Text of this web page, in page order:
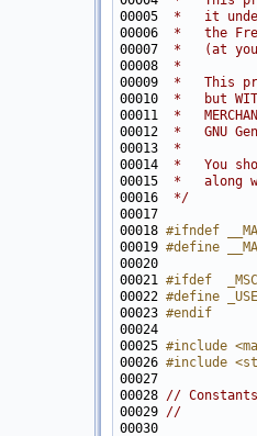
00005
*   it under
00006
*   the
00007
*   (at
00008
*
00009
*   This
00010
*   but
00011
*
00012
*   GNU
00013
*
00014
*   You
00015
*   along
00016
*/
00018 #ifndef
00019 #define
00020
00021 #ifdef
00022 #define
00023 #endif
00024
00025 #include
00026 #include
00028 //
00029 //